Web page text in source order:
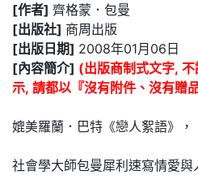
[作者] 齊格蒙．包曼
[出版社] 商周出版
[出版日期] 2008年01月06日
[內容簡介] (出版商制式文字,
示, 請都以『沒有附件、沒有贈
媲美羅蘭．巴特《戀人絮語》，
社會學大師包曼犀利速寫情愛與